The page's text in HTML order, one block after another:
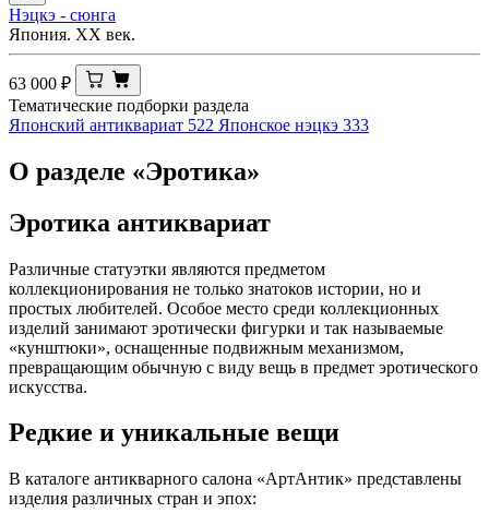
Нэцкэ - сюнга
Япония. XX век.
63 000 ₽
Тематические подборки раздела
Японский антиквариат 522 Японское нэцкэ 333
О разделе «Эротика»
Эротика антиквариат
Различные статуэтки являются предметом
коллекционирования не только знатоков истории, но и
простых любителей. Особое место среди коллекционных
изделий занимают эротически фигурки и так называемые
«кунштюки», оснащенные подвижным механизмом,
превращающим обычную с виду вещь в предмет эротического
искусства.
Редкие и уникальные вещи
В каталоге антикварного салона «АртАнтик» представлены
изделия различных стран и эпох: